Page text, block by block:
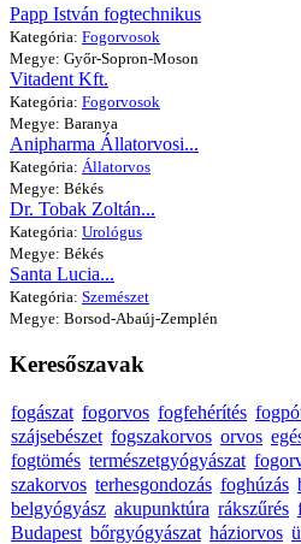
Papp István fogtechnikus
Kategória: Fogorvosok
Megye: Győr-Sopron-Moson
Vitadent Kft.
Kategória: Fogorvosok
Megye: Baranya
Anipharma Állatorvosi...
Kategória: Állatorvos
Megye: Békés
Dr. Tobak Zoltán...
Kategória: Urológus
Megye: Békés
Santa Lucia...
Kategória: Szemészet
Megye: Borsod-Abaúj-Zemplén
Keresőszavak
fogászat fogorvos fogfehérítés
szájsebészet fogszakorvos orvos
fogtömés természetgyógyászat
szakorvos terhesgondozás foghúzás
belgyógyász akupunktúra rákszűrés
Budapest bőrgyógyászat háziorvos